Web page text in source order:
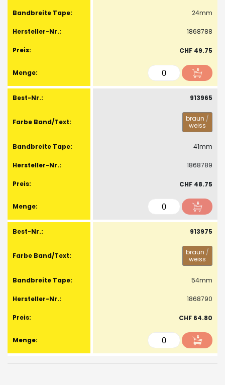
24mm
1868788
CHF 49.75
913965
braun /
weiss
41mm
1868789
CHF 48.75
913975
braun /
weiss
54mm
1868790
CHF 64.80